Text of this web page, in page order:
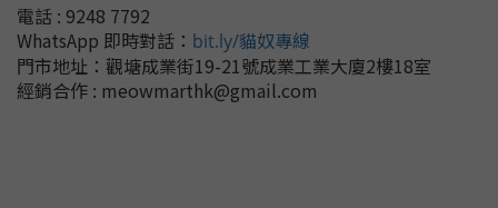
電話 : 9248 7792
WhatsApp 即時對話 ： bit.ly/貓奴專線
門市地址： 觀塘成業街19-21號成業工業大廈2樓18室
經銷合作 : meowmarthk@gmail.com